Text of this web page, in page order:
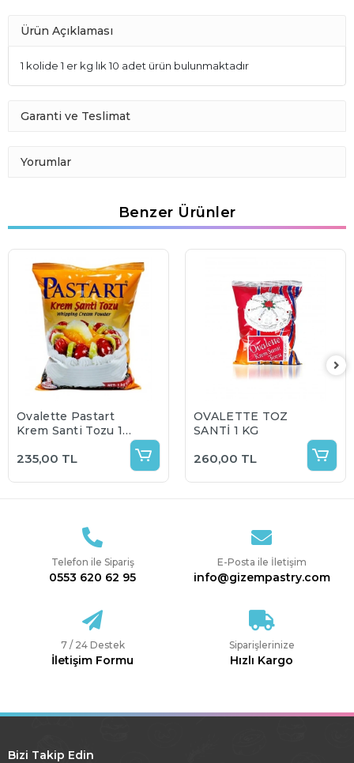
Ürün Açıklaması
1 kolide 1 er kg lık 10 adet ürün bulunmaktadır
Garanti ve Teslimat
Yorumlar
Benzer Ürünler
Ovalette Pastart
Krem Şanti Tozu 1
235,00 TL
OVALETTE TOZ
ŞANTİ 1 KG
260,00 TL
Telefon ile Sipariş
0553 620 62 95
E-Posta ile İletişim
info@gizempastry.com
7 / 24 Destek
İletişim Formu
Siparişlerinize
Hızlı Kargo
Bizi Takip Edin